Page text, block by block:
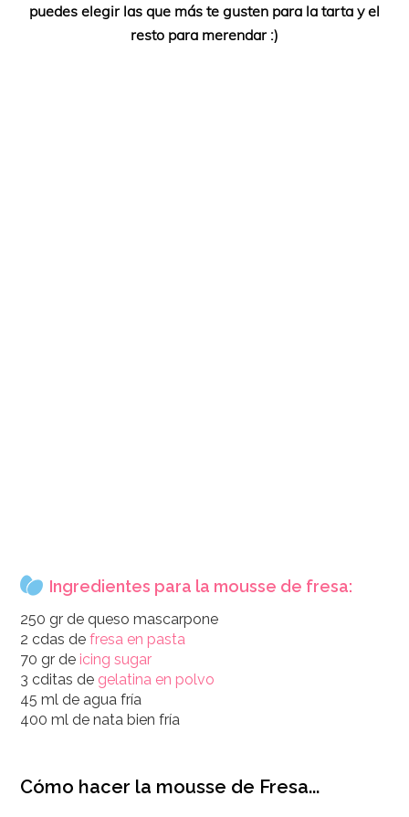
puedes elegir las que más te gusten para la tarta y el
resto para merendar :)
Ingredientes para la mousse de fresa:
250 gr de queso mascarpone
2 cdas defresa en pasta
70 gr de icing sugar
3 cditas de gelatina en polvo
45 ml de agua fría
400 ml de nata bien fría
Cómo hacer la mousse de Fresa...